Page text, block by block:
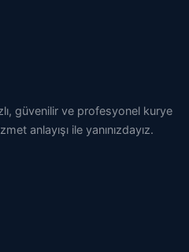
güvenilir ve profesyonel kurye
anlayışı ile yanınızdayız.